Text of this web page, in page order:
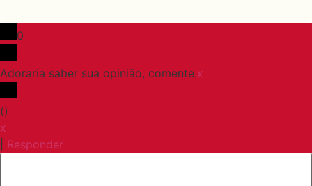
0
Adoraria saber sua opinião, comente.x
()
x
Responder